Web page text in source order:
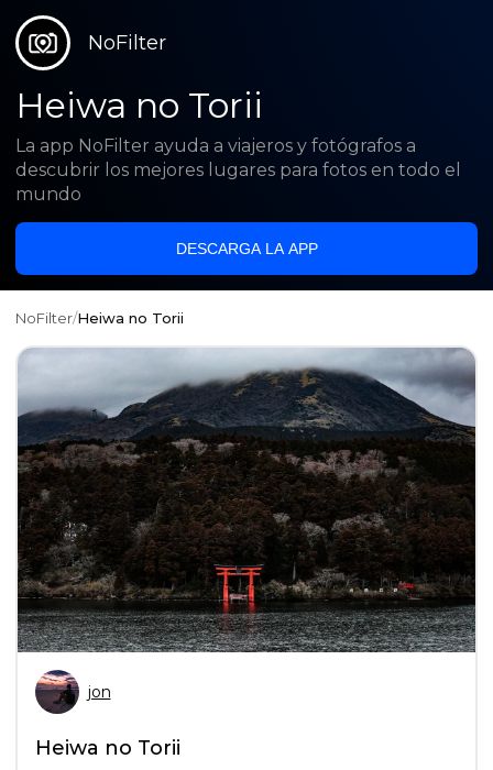
NoFilter
Heiwa no Torii
La app NoFilter ayuda a viajeros y fotógrafos a
descubrir los mejores lugares para fotos en todo el
mundo
DESCARGA LA APP
NoFilter/Heiwa no Torii
jon
Heiwa no Torii